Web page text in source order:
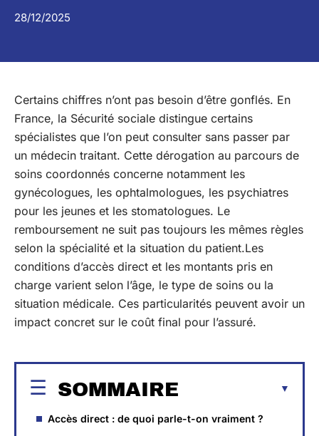
28/12/2025
Certains chiffres n’ont pas besoin d’être gonflés. En
France, la Sécurité sociale distingue certains
spécialistes que l’on peut consulter sans passer par
un médecin traitant. Cette dérogation au parcours de
soins coordonnés concerne notamment les
gynécologues, les ophtalmologues, les psychiatres
pour les jeunes et les stomatologues. Le
remboursement ne suit pas toujours les mêmes règles
selon la spécialité et la situation du patient.Les
conditions d’accès direct et les montants pris en
charge varient selon l’âge, le type de soins ou la
situation médicale. Ces particularités peuvent avoir un
impact concret sur le coût final pour l’assuré.
SOMMAIRE
Accès direct : de quoi parle-t-on vraiment ?